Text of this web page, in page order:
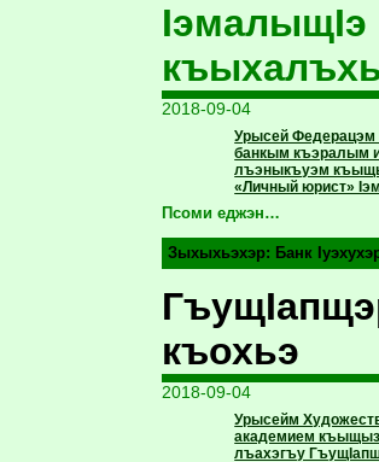
IэмалыщIэ
2018-09-04
Урысей Федерацэм
банкым къэралым
лъэныкъуэм
«Личный юрист»
Псоми еджэн…
Зыхыхьэхэр: Банк
къохьэ
2018-09-04
Урысейм
академием
лъахэгъу